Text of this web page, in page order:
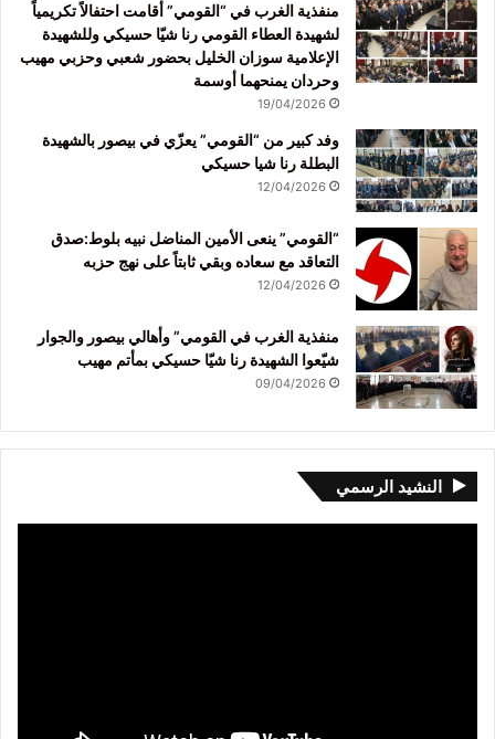
منفذية الغرب في “القومي” أقامت احتفالاً تكريمياً
لشهيدة العطاء القومي رنا شيّا حسيكي وللشهيدة
الإعلامية سوزان الخليل بحضور شعبي وحزبي مهيب
وحردان يمنحهما أوسمة
19/04/2026
وفد كبير من “القومي” يعزّي في بيصور بالشهيدة
البطلة رنا شيا حسيكي
12/04/2026
“القومي” ينعى الأمين المناضل نبيه بلوط:صدق
التعاقد مع سعاده وبقي ثابتاً على نهج حزبه
12/04/2026
منفذية الغرب في القومي” وأهالي بيصور والجوار
شيّعوا الشهيدة رنا شيّا حسيكي بمأتم مهيب
09/04/2026
النشيد الرسمي